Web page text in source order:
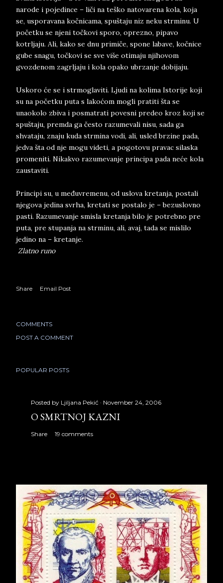
narode i pojedince – liči na teško natovarena kola, koja
se, usporavana kočnicama, spuštaju niz neku strminu. U
početku se njeni točkovi sporo, oprezno, pipavo
kotrljaju. Ali, kako se dnu primiče, spone labave, kočnice
gube snagu, točkovi se sve više otimaju njihovom
gvozdenom zagrljaju i kola opako ubrzanje dobijaju.
Uskoro će se i strmoglaviti. Ljudi na kolima Istorije koji
su na početku puta s lakoćom mogli pratiti šta se
unaokolo zbiva i posmatrati povesni predeo kroz koji se
spuštaju, premda ga često razumevali nisu, sada ga
shvataju, znaju kuda strmina vodi, ali, usled brzine pada,
jedva šta od nje mogu videti, a pogotovu pravac silaska
promeniti. Nikakvo razumevanje principa pada neće kola
zaustaviti.
Principi su, u međuvremenu, od uslova kretanja, postali
njegova jedina svrha, kretati se postalo je – bezuslovno
pasti. Razumevanje smisla kretanja bilo je potrebno pre
puta, pre stupanja na strminu, ali, avaj, tada se mislilo
jedino na – kretanje.
Zlatno runo
Share Email Post
COMMENTS
POST A COMMENT
POPULAR POSTS
Posted by Ljiljana Pekić November 24, 2006
O SMRTNOJ KAZNI
Share 19 comments